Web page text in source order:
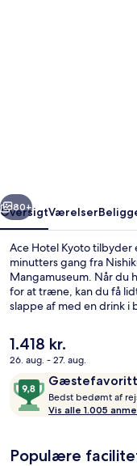
Næste
80+
OversigtVærelser
Ace Hotel Kyoto tilbyder
minutters gang fra
Mangamuseum. Når
for at træne, kan du få
slappe af med en drink
have. Rejsende er glade
Karasuma Oike
Subwaystation ligger 9
Den
nuværende
er
1.418 kr.
1.418 kr.
26. aug. - 27. aug.
Anmeldelser
9,8
ud
af
Bedst bedømt af
Vis alle 1.005
Populære